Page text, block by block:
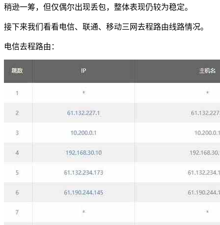
稍逊一筹，但仅偶尔出现丢包，整体表现仍较为稳定。
接下来我们看看电信、联通、移动三网去程路由线路情况。
电信去程路由：